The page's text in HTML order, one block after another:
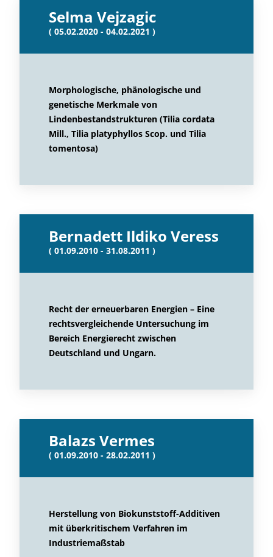
Selma Vejzagic
( 05.02.2020 - 04.02.2021 )
Morphologische, phänologische und
genetische Merkmale von
Lindenbestandstrukturen (Tilia cordata
Mill., Tilia platyphyllos Scop. und Tilia
tomentosa)
Bernadett Ildiko Veress
( 01.09.2010 - 31.08.2011 )
Recht der erneuerbaren Energien – Eine
rechtsvergleichende Untersuchung im
Bereich Energierecht zwischen
Deutschland und Ungarn.
Balazs Vermes
( 01.09.2010 - 28.02.2011 )
Herstellung von Biokunststoff-Additiven
mit überkritischem Verfahren im
Industriemaßstab